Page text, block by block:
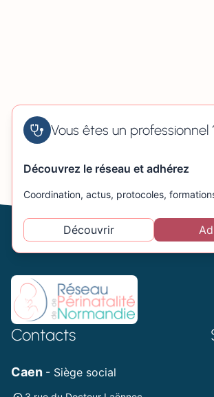
Vous êtes un professionnel
Découvrez le réseau et adhérez
Coordination, actus, protocoles,
Découvrir
Contacts
Caen - Siège social